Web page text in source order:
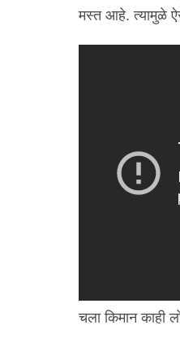
मस्त आहे. त्यामुळे
चला किमान